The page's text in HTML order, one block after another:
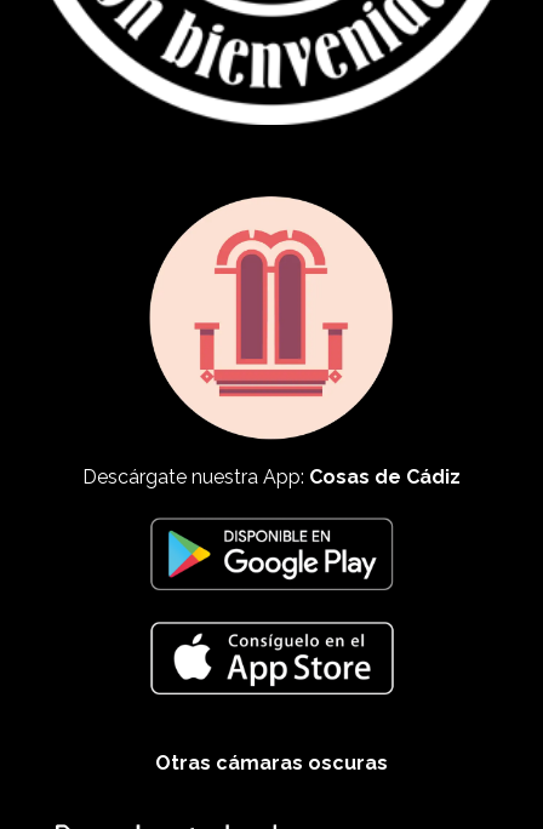
Descárgate nuestra App: Cosas de Cádiz
Otras cámaras oscuras